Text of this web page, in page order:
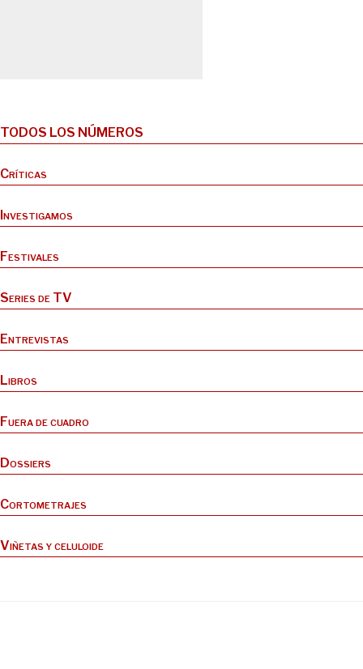
TODOS LOS NÚMEROS
Críticas
Investigamos
Festivales
Series de TV
Entrevistas
Libros
Fuera de cuadro
Dossiers
Cortometrajes
Viñetas y celuloide